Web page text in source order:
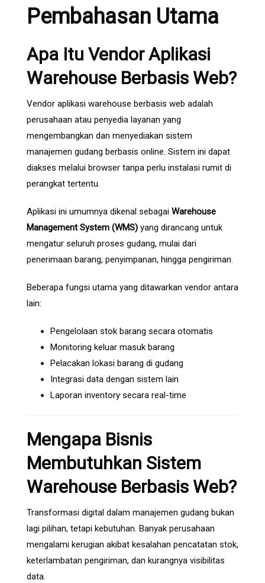
Pembahasan Utama
Apa Itu Vendor Aplikasi
Warehouse Berbasis Web?
Vendor aplikasi warehouse berbasis web adalah
perusahaan atau penyedia layanan yang
mengembangkan dan menyediakan sistem
manajemen gudang berbasis online. Sistem ini dapat
diakses melalui browser tanpa perlu instalasi rumit di
perangkat tertentu.
Aplikasi ini umumnya dikenal sebagai Warehouse
Management System (WMS) yang dirancang untuk
mengatur seluruh proses gudang, mulai dari
penerimaan barang, penyimpanan, hingga pengiriman.
Beberapa fungsi utama yang ditawarkan vendor antara
lain:
Pengelolaan stok barang secara otomatis
Monitoring keluar masuk barang
Pelacakan lokasi barang di gudang
Integrasi data dengan sistem lain
Laporan inventory secara real-time
Mengapa Bisnis
Membutuhkan Sistem
Warehouse Berbasis Web?
Transformasi digital dalam manajemen gudang bukan
lagi pilihan, tetapi kebutuhan. Banyak perusahaan
mengalami kerugian akibat kesalahan pencatatan stok,
keterlambatan pengiriman, dan kurangnya visibilitas
data.